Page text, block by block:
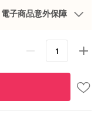
子商品意外保障